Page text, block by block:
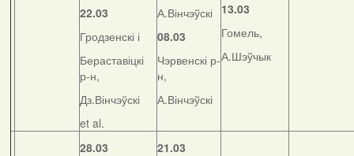
22.03
Гродзенскі і
Бераставіцкі
р-н,
Дз.Вінчэўскі
et al.
А.Вінчэўскі
08.03
Чэрвенскі р-
н,
А.Вінчэўскі
13.03
Гомель,
А.Шэўчык
28.03
21.03